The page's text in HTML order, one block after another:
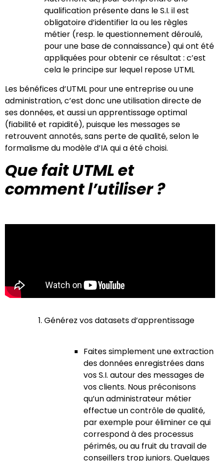
qualification présente dans le S.I. il est
obligatoire d’identifier la ou les règles
métier (resp. le questionnement déroulé,
pour une base de connaissance) qui ont été
appliquées pour obtenir ce résultat : c’est
cela le principe sur lequel repose UTML
Les bénéfices d’UTML pour une entreprise ou une
administration, c’est donc une utilisation directe de
ses données, et aussi un apprentissage optimal
(fiabilité et rapidité), puisque les messages se
retrouvent annotés, sans perte de qualité, selon le
formalisme du modèle d’IA qui a été choisi.
Que fait UTML et
comment l’utiliser ?
Générez vos datasets d’apprentissage
Faites simplement une extraction
des données enregistrées dans
vos S.I. autour des messages de
vos clients. Nous préconisons
qu’un administrateur métier
effectue un contrôle de qualité,
par exemple pour éliminer ce qui
correspond à des processus
périmés, ou au fruit du travail de
conseillers trop juniors. Quelques